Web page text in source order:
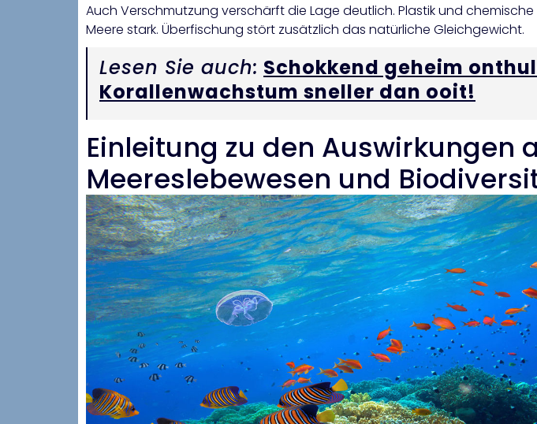
Auch Verschmutzung verschärft die Lage deutlich. Plastik und
Meere stark. Überfischung stört zusätzlich das natürliche Gleichgewicht.
Lesen Sie auch: Schokkend geheim
Korallenwachstum sneller dan ooit!
Einleitung zu den Auswirkungen
Meereslebewesen und